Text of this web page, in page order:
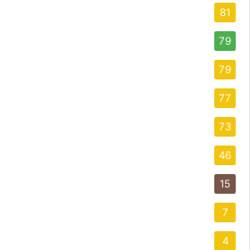
81
79
79
77
73
46
15
7
4